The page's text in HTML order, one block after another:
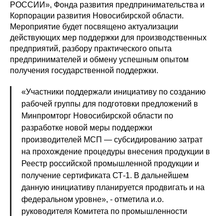
РОССИИ», Фонда развития предпринимательства и
Корпорации развития Новосибирской области.
Мероприятие будет посвящено актуализации
действующих мер поддержки для производственных
предприятий, разбору практического опыта
предпринимателей и обмену успешным опытом
получения государственной поддержки.
«Участники поддержали инициативу по созданию
рабочей группы для подготовки предложений в
Минпромторг Новосибирской области по
разработке новой меры поддержки
производителей МСП — субсидированию затрат
на прохождение процедуры внесения продукции в
Реестр российской промышленной продукции и
получение сертификата СТ-1. В дальнейшем
данную инициативу планируется продвигать и на
федеральном уровне», - отметила и.о.
руководителя Комитета по промышленности